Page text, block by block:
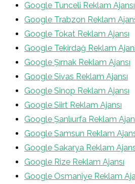
Google Tunceli Reklam Ajansı
Google Trabzon Reklam
Google Tokat Reklam Ajansı
Google Tekirdağ Reklam
Google Şırnak Reklam Ajansı
Google Sivas Reklam Ajansı
Google Sinop Reklam Ajansı
Google Siirt Reklam Ajansı
Google Şanlıurfa Reklam
Google Samsun Reklam
Google Sakarya Reklam
Google Rize Reklam Ajansı
Google Osmaniye Reklam